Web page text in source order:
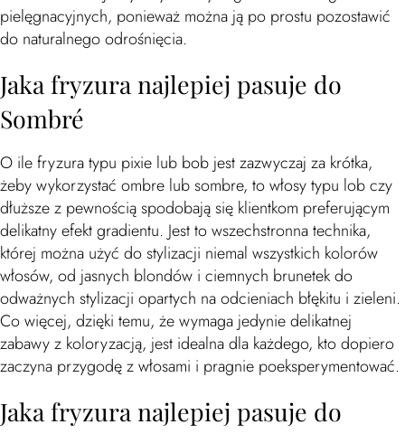
pielęgnacyjnych, ponieważ można ją po prostu pozostawić
do naturalnego odrośnięcia.
Jaka fryzura najlepiej pasuje do
Sombré
O ile fryzura typu pixie lub bob jest zazwyczaj za krótka,
żeby wykorzystać ombre lub sombre, to włosy typu lob czy
dłuższe z pewnością spodobają się klientkom preferującym
delikatny efekt gradientu. Jest to wszechstronna technika,
której można użyć do stylizacji niemal wszystkich kolorów
włosów, od jasnych blondów i ciemnych brunetek do
odważnych stylizacji opartych na odcieniach błękitu i zieleni.
Co więcej, dzięki temu, że wymaga jedynie delikatnej
zabawy z koloryzacją, jest idealna dla każdego, kto dopiero
zaczyna przygodę z włosami i pragnie poeksperymentować.
Jaka fryzura najlepiej pasuje do